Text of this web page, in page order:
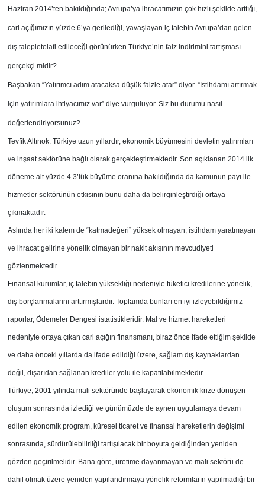
Haziran 2014’ten bakıldığında; Avrupa’ya ihracatımızın çok hızlı şekilde arttığı,
cari açığımızın yüzde 6’ya gerilediği, yavaşlayan iç talebin Avrupa’dan gelen
dış talepletelafi edileceği görünürken Türkiye’nin faiz indirimini tartışması
gerçekçi midir?
Başbakan “Yatırımcı adım atacaksa düşük faizle atar” diyor. “İstihdamı artırmak
için yatırımlara ihtiyacımız var” diye vurguluyor. Siz bu durumu nasıl
değerlendiriyorsunuz?
Tevfik Altınok: Türkiye uzun yıllardır, ekonomik büyümesini devletin yatırımları
ve inşaat sektörüne bağlı olarak gerçekleştirmektedir. Son açıklanan 2014 ilk
döneme ait yüzde 4.3’lük büyüme oranına bakıldığında da kamunun payı ile
hizmetler sektörünün etkisinin bunu daha da belirginleştirdiği ortaya
çıkmaktadır.
Aslında her iki kalem de “katmadeğeri” yüksek olmayan, istihdam yaratmayan
ve ihracat gelirine yönelik olmayan bir nakit akışının mevcudiyeti
gözlenmektedir.
Finansal kurumlar, iç talebin yüksekliği nedeniyle tüketici kredilerine yönelik,
dış borçlanmalarını arttırmışlardır. Toplamda bunları en iyi izleyebildiğimiz
raporlar, Ödemeler Dengesi istatistikleridir. Mal ve hizmet hareketleri
nedeniyle ortaya çıkan cari açığın finansmanı, biraz önce ifade ettiğim şekilde
ve daha önceki yıllarda da ifade edildiği üzere, sağlam dış kaynaklardan
değil, dışarıdan sağlanan krediler yolu ile kapatılabilmektedir.
Türkiye, 2001 yılında mali sektöründe başlayarak ekonomik krize dönüşen
oluşum sonrasında izlediği ve günümüzde de aynen uygulamaya devam
edilen ekonomik program, küresel ticaret ve finansal hareketlerin değişimi
sonrasında, sürdürülebilirliği tartışılacak bir boyuta geldiğinden yeniden
gözden geçirilmelidir. Bana göre, üretime dayanmayan ve mali sektörü de
dahil olmak üzere yeniden yapılandırmaya yönelik reformların yapılmadığı bir